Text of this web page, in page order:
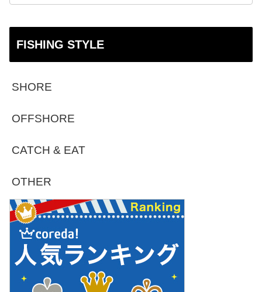
FISHING STYLE
SHORE
OFFSHORE
CATCH & EAT
OTHER